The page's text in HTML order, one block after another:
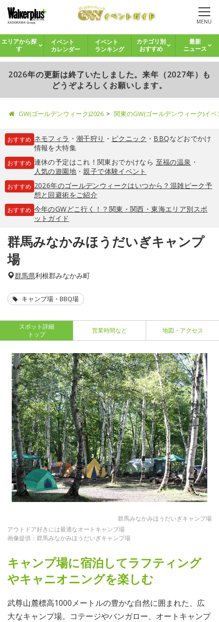
MENU
エリアから探
す
イベント
カレンダー
イベント
ランキング
カテゴリ別
おすすめ
最新
ニュース
2026年の更新は終了いたしました。来年（2027年）も
どうぞよろしくお願いします。
GW(ゴールデンウィーク)2026 関東のGW(ゴールデンウィーク)イ
おすすめ ネモフィラ ・ 潮干狩り ・ ピクニック ・ BBQなどおでかけ
情報を大特集
おすすめ 連休の予定はこれ！関東おでかけなら 至福の温泉 ・
人気の遊園地・親子で体験イベント
おすすめ 2026年のゴールデンウィークはいつから？混雑ピーク予
想と回避術をご紹介
おすすめ 今年のGWどこ行く！？関東・関西・東海エリア別スポ
ットガイド
群馬みなかみほうだいぎキャンプ
場
群馬県利根郡みなかみ町
キャンプ場・BBQ場
スポット詳細
トップ
営業時間など 地図・アクセス
群馬みなかみほうだいぎキャンプ場
アウトドア好きには最適なオートキャンプ場
画像提供：群馬みなかみほうだいぎキャンプ場
キャンプ場に宿泊してラフティング
やキャニオニングを楽しむ
武尊山麓標高1000メートルの豊かな自然に囲まれた、広
大なキャンプ場。コテージやバンガロー、オートキャンプ